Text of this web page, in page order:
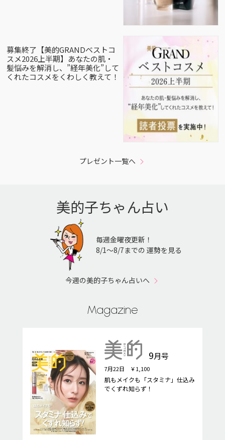
募集終了【美的GRANDベストコ
スメ2026上半期】あなたの肌・
髪悩みを解消し、”経年美化”して
くれたコスメをくわしく教えて！
プレゼント一覧へ
美的子ちゃん占い
毎週金曜夜更新！
8/1〜8/7までの 運勢を見る
今週の美的子ちゃん占いへ
Magazine
9月号
7月22日 ￥1,100
肌もメイクも「スタミナ」仕込み
でくずれ知らず！